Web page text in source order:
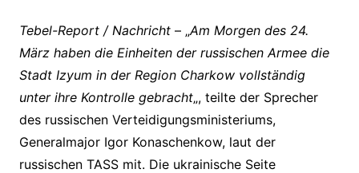
Tebel-Report / Nachricht– „Am Morgen des 24.
März haben die Einheiten der russischen Armee die
Stadt Izyum in der Region Charkow vollständig
unter ihre Kontrolle gebracht„, teilte der Sprecher
des russischen Verteidigungsministeriums,
Generalmajor Igor Konaschenkow, laut der
russischen TASS mit. Die ukrainische Seite